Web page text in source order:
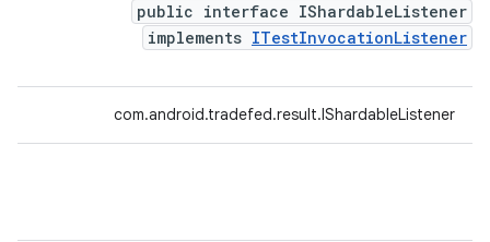
public interface IShardableListener
implements ITestInvocationListener
com.android.tradefed.result.IShardableListener